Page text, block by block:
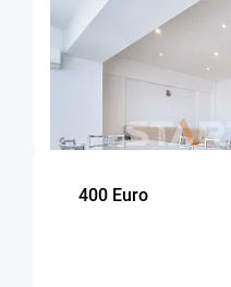
OFERTA NOUA
Apartament 3 camere
Brasov
2
dormitoare
400 Euro